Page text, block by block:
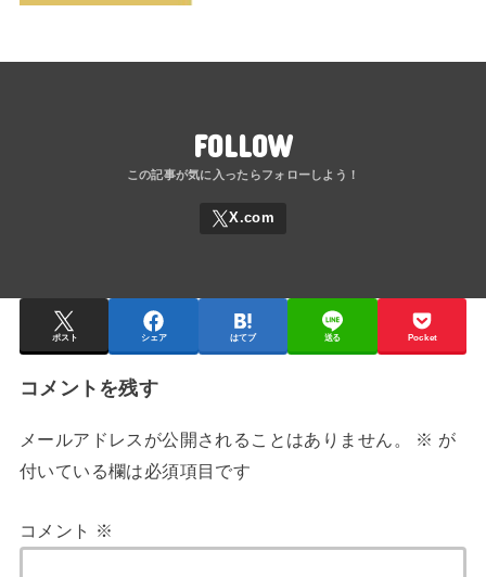
FOLLOW
ポスト シェア はてブ 送る Pocket
コメントを残す
メールアドレスが公開されることはありません。 ※ が
付いている欄は必須項目です
コメント ※